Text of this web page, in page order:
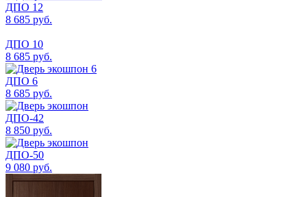
ДПО 12
8 685 руб.
ДПО 10
8 685 руб.
ДПО 6
8 685 руб.
ДПО-42
8 850 руб.
ДПО-50
9 080 руб.